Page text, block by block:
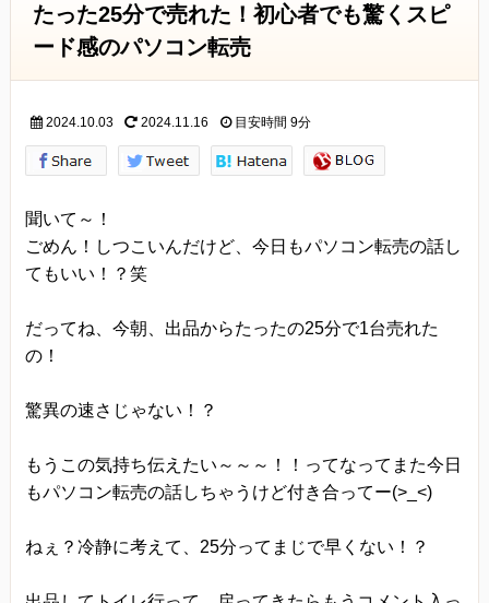
個人情報の定義
電子メールアドレス、職業、勤務先等、特定の個
人を識別し得る情報をいいます。
当方は、以下の目的のため、その範囲内において
のみ、個人情報を収集・利用いたします。当方に
提供によるものであり、お客様が個人情報を提供
された場合は、当方が本方針に則って個人情報を
・ご注文された当方の商品をお届けするうえで必
要な業務
・新商品の案内などお客様に有益かつ必要と思わ
・業務遂行上で必要となる当方からの問い合わ
たった25分で売れた！初心者でも驚くスピ
ード感のパソコン転売
2024.10.03 2024.11.16 目安時間 9分
聞いて～！
ごめん！しつこいんだけど、今日もパソコン転売の話し
てもいい！？笑
だってね、今朝、出品からたったの25分で1台売れた
の！
驚異の速さじゃない！？
もうこの気持ち伝えたい～～～！！ってなってまた今日
もパソコン転売の話しちゃうけど付き合ってー(>_<)
ねぇ？冷静に考えて、25分ってまじで早くない！？